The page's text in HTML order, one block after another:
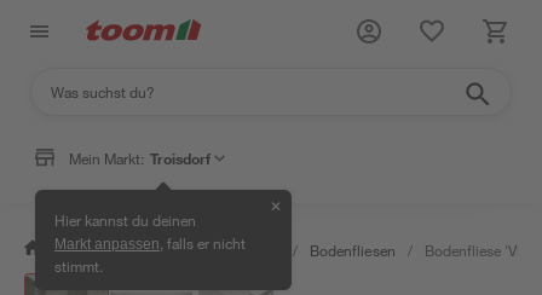
Mein Markt: Troisdorf
Hier kannst du deinen
Markt anpassen , falls er nicht
stimmt.
✕
/ Bauen & Renovieren / Fliesen / Bodenfliesen / Bodenfliese